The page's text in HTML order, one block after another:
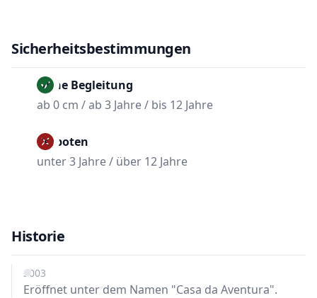
Sicherheitsbestimmungen
Ohne Begleitung
ab 0 cm / ab 3 Jahre / bis 12 Jahre
Verboten
unter 3 Jahre / über 12 Jahre
Historie
2003
Eröffnet unter dem Namen "Casa da Aventura".